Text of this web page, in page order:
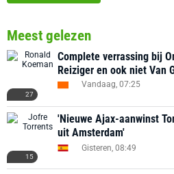
Meest gelezen
27
Complete verrassing bij
Reiziger en ook niet Van
Vandaag, 07:25
15
'Nieuwe Ajax-aanwinst
uit Amsterdam'
Gisteren, 08:49